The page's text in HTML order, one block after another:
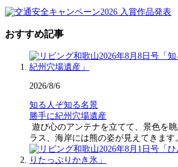
おすすめ記事
2026/8/6
知る人ぞ知る名景
勝手に紀州穴場遺産
遊び心のアンテナを立てて、景色を
ラス、海岸には熊の姿が見えてきま